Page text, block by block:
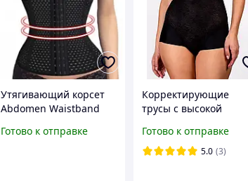
Утягивающий корсет
Abdomen Waistband
XXXL, Корректирующий
Готово к отправке
Корректирующие
трусы с высокой
Готово к отправке
5.0 (3)